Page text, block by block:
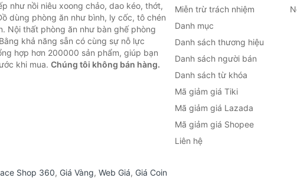
như nồi niêu xoong chảo, dao kéo, thớt,
dùng phòng ăn như bình, ly cốc, tô chén
Nội thất phòng ăn như bàn ghế phòng
khả năng sẵn có cùng sự nỗ lực
hợp hơn 200000 sản phẩm, giúp bạn
khi mua. Chúng tôi không bán hàng.
Miễn trừ trách nhiệm
Danh mục
Danh sách thương hiệu
Danh sách người bán
Danh sách từ khóa
Mã giảm giá Tiki
Mã giảm giá Lazada
Mã giảm giá Shopee
Liên hệ
Shop 360, Giá Vàng, Web Giá, Giá Coin